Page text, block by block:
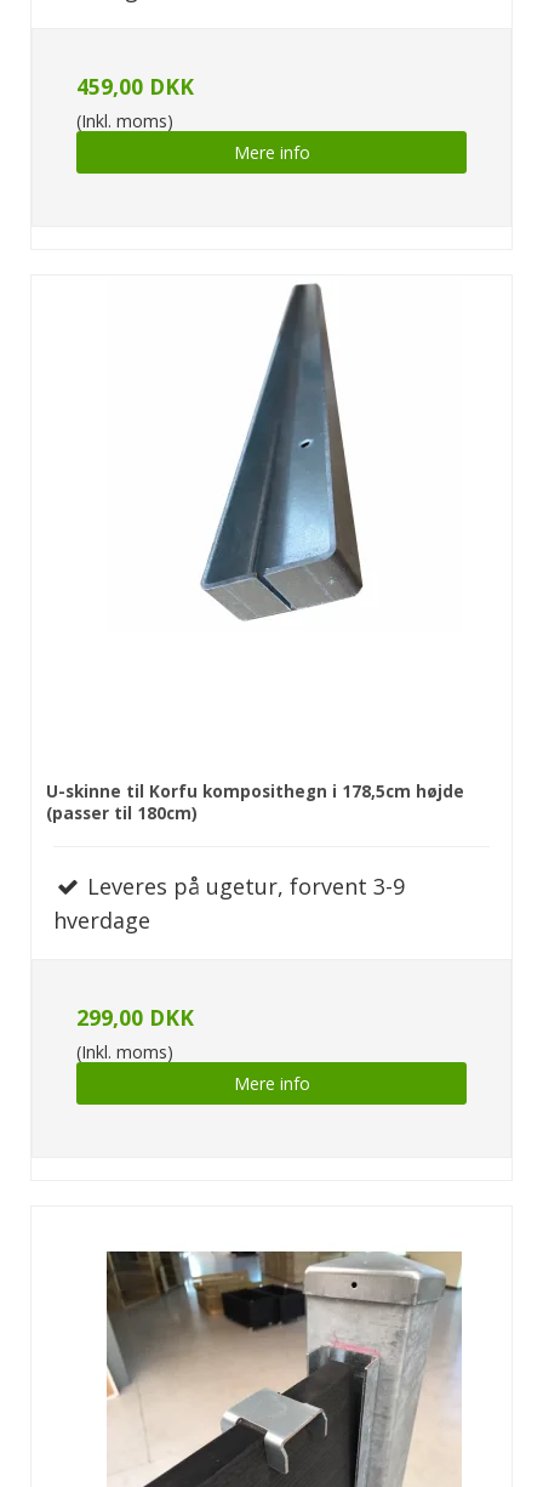
459,00 DKK
(Inkl. moms)
Mere info
U-skinne til Korfu komposithegn i 178,5cm højde
(passer til 180cm)
Leveres på ugetur, forvent 3-9
hverdage
299,00 DKK
(Inkl. moms)
Mere info